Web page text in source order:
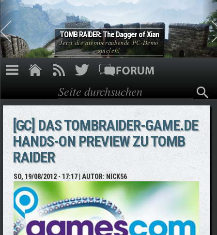
Direkt zum Inhalt
TOMB RAIDER: The Dagger of Xian
Jetzt die atemberaubende PC-Demo
spielen!
Suchformular
Suche
[GC] DAS TOMBRAIDER-GAME.DE
HANDS-ON PREVIEW ZU TOMB
RAIDER
SO, 19/08/2012 - 17:17| AUTOR: NICK56